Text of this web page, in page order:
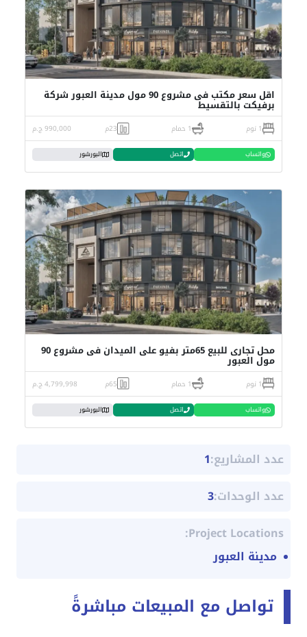
اقل سعر مكتب فى مشروع 90 مول مدينة العبور شركة
برفيكت بالتقسيط
1 نوم 1 حمام 23م 990,000 ج.م
واتساب اتصل البورشور
محل تجارى للبيع 65متر بفيو على الميدان فى مشروع 90
مول العبور
1 نوم 1 حمام 65م 4,799,998 ج.م
واتساب اتصل البورشور
عدد المشاريع:1
عدد الوحدات:3
Project Locations:
مدينة العبور
تواصل مع المبيعات مباشرةً